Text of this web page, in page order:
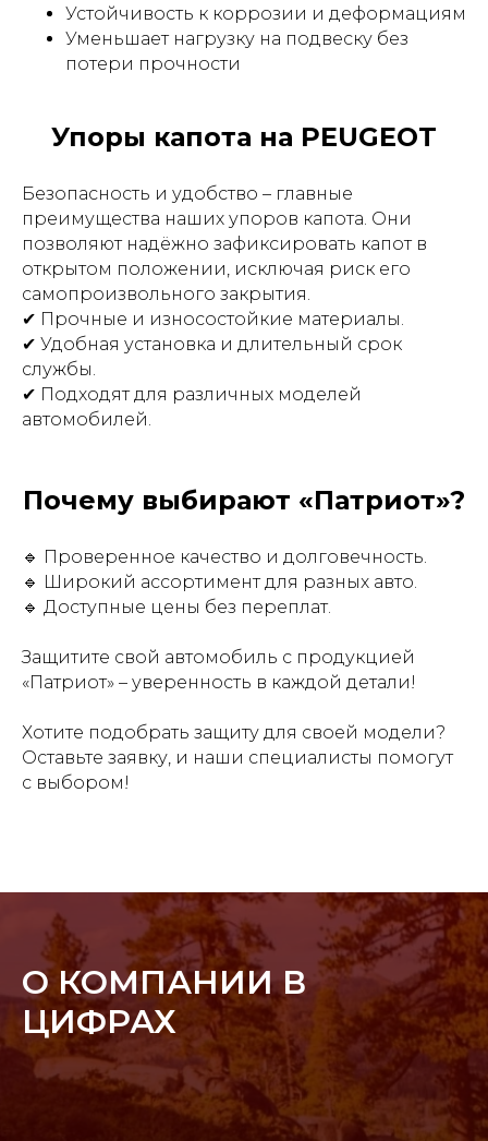
Устойчивость к коррозии и деформациям
Уменьшает нагрузку на подвеску без
потери прочности
Упоры капота на PEUGEOT
Безопасность и удобство – главные
преимущества наших упоров капота. Они
позволяют надёжно зафиксировать капот в
открытом положении, исключая риск его
самопроизвольного закрытия.
✔ Прочные и износостойкие материалы.
✔ Удобная установка и длительный срок
службы.
✔ Подходят для различных моделей
автомобилей.
Почему выбирают «Патриот»?
🔹 Проверенное качество и долговечность.
🔹 Широкий ассортимент для разных авто.
🔹 Доступные цены без переплат.
Защитите свой автомобиль с продукцией
«Патриот» – уверенность в каждой детали!
Хотите подобрать защиту для своей модели?
Оставьте заявку, и наши специалисты помогут
с выбором!
О КОМПАНИИ В
ЦИФРАХ